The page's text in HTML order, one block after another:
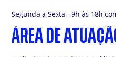
Segunda a Sexta - 9h às 18h
ÁREA DE